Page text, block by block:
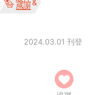
感謝
2024.03.01 刊登